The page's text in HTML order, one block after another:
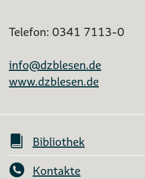
Telefon: 0341 7113-0
info@dzblesen.de
www.dzblesen.de
Bibliothek
Kontakte